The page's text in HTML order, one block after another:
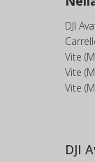
DJI
Vite
Vite
Vite
DJI